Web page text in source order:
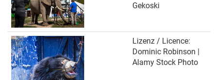
Gekoski
Lizenz / Licence:
Dominic Robinson |
Alamy Stock Photo